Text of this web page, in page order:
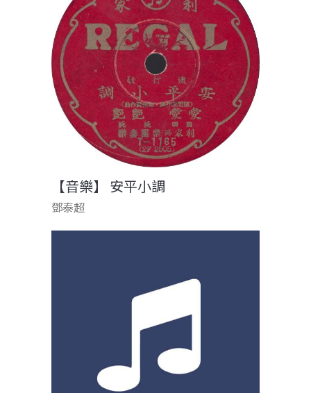
【音樂】 安平小調
鄧泰超